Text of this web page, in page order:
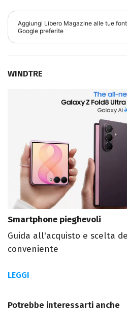
Aggiungi Libero Magazine alle tue
Google preferite
WINDTRE
Smartphone pieghevoli
Guida all'acquisto e scelta
conveniente
LEGGI
Potrebbe interessarti anche